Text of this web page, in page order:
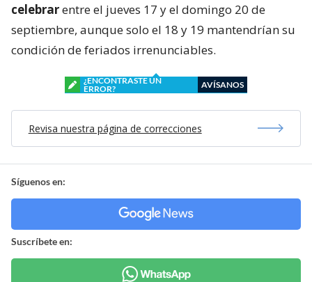
celebrarentre el jueves 17 y el domingo 20 de
septiembre, aunque solo el 18 y 19 mantendrían su
condición de feriados irrenunciables.
¿ENCONTRASTE UN
ERROR?
AVÍSANOS
Revisa nuestra página de correcciones
Síguenos en:
Suscríbete en: